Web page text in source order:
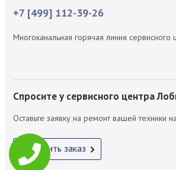
+7 [499] 112-39-26
Многоканальная горячая линия сервисного
Спросите у сервисного центра
Оставьте заявку на ремонт вашей техники
Оформить заказ